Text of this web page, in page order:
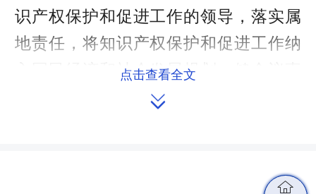
识产权保护和促进工作的领导，落实属
地责任，将知识产权保护和促进工作纳
入国民经济和社会发展规划，健全议事
协调机制，将知识产权事业发展经费纳
点击查看全文
